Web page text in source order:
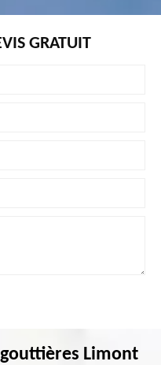
GRATUIT
Limont